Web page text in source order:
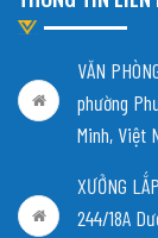
VĂN
phường
Minh, Việt
XƯỞNG
244/18A